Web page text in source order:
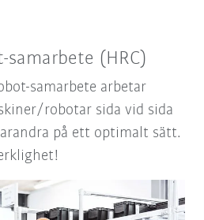
samarbete (HRC)
samarbete arbetar
robotar sida vid sida
på ett optimalt sätt.